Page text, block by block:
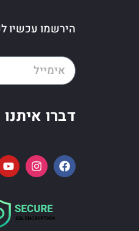
הירשמו עכשיו
דברו איתנו